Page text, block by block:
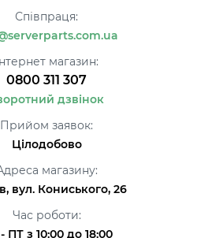
Співпраця:
магазин:
0800 311 307
дзвінок
Прийом заявок:
Цілодобово
магазину:
вул. Кониського, 26
Час роботи:
ПТ з 10:00 до 18:00